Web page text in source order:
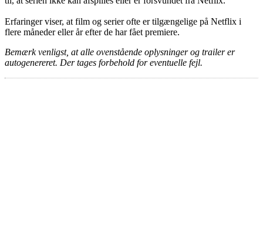
Erfaringer viser, at film og serier ofte er tilgængelige på Netflix i
flere måneder eller år efter de har fået premiere.
Bemærk venligst, at alle ovenstående oplysninger og trailer er
autogenereret. Der tages forbehold for eventuelle fejl.